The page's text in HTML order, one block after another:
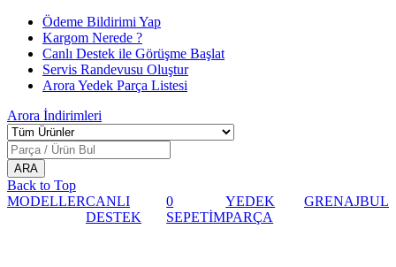
Ödeme Bildirimi Yap
Kargom Nerede ?
Canlı Destek ile Görüşme Başlat
Servis Randevusu Oluştur
Arora Yedek Parça Listesi
Arora İndirimleri
Back to Top
MODELLERCANLI
DESTEK
0
SEPETİM
YEDEK
PARÇA
GRENAJBUL